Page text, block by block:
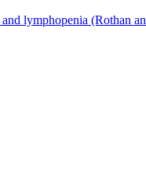
and lymphopenia (Rothan